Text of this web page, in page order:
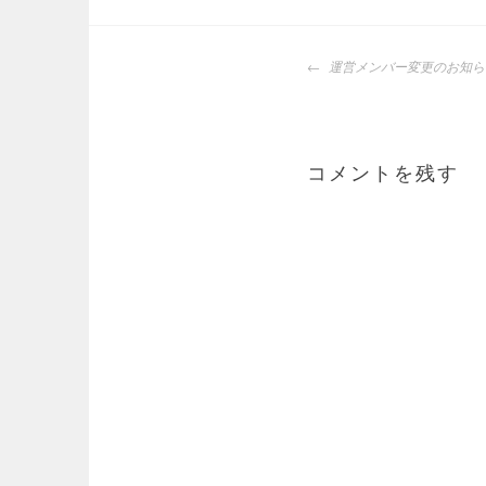
投
ゲ
ー
運営メンバー変更のお知
コメントを残す